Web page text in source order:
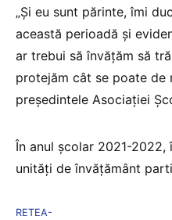
„Și eu sunt părinte, îmi
această perioadă și
ar trebui să învățăm să
protejăm cât se poate de
președintele Asociației
În anul școlar 2021-
unități de învățământ
RETEA-